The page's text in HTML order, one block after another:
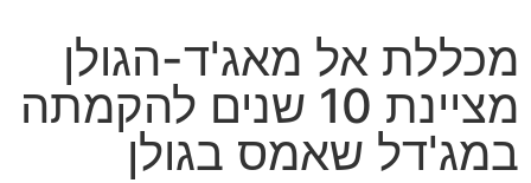
מכללת אל מאג'ד-הגולן
מציינת 10 שנים להקמתה
במג'דל שאמס בגולן